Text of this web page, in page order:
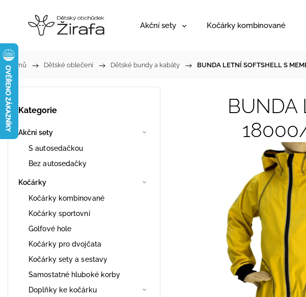
Akční sety Kočárky kombinované
Domů / Dětské oblečení / Dětské bundy a kabáty / BUNDA LETNÍ SOFTSHELL S
Kategorie
Akční sety
S autosedačkou
Bez autosedačky
Kočárky
Kočárky kombinované
Kočárky sportovní
Golfové hole
Kočárky pro dvojčata
Kočárky sety a sestavy
Samostatné hluboké korby
Doplňky ke kočárku
BUNDA